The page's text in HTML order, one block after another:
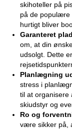
skihoteller på
på de populære
hurtigt bliver
Garanteret
om, at din
udsolgt. Dette
Planlægning
stress i
til at organisere
skiudstyr og
Ro og
være sikker på,